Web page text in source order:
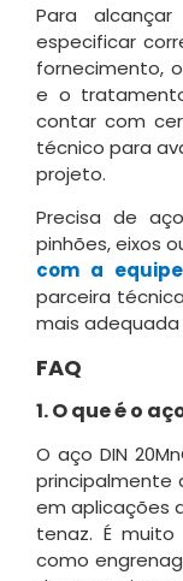
Para
especificar
fornecimento,
e o
contar com
técnico para
projeto.
Precisa de
pinhões, eixos
com a
parceira
mais
FAQ
1. O que é o
O aço DIN
principalmente
em aplicações
tenaz. É
como